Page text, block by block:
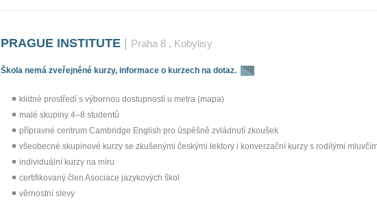
PRAGUE INSTITUTE Praha 8 , Kobylisy
Škola nemá zveřejněné kurzy, informace o kurzech na dotaz. sk
klidné prostředí s výbornou dostupností u metra (mapa)
malé skupiny 4–8 studentů
přípravné centrum Cambridge English pro úspěšně zvládnutí zkoušek
všeobecné skupinové kurzy se zkušenými českými lektory i konverzační kurzy s rodilými
individuální kurzy na míru
certifikovaný člen Asociace jazykových škol
věrnostní slevy